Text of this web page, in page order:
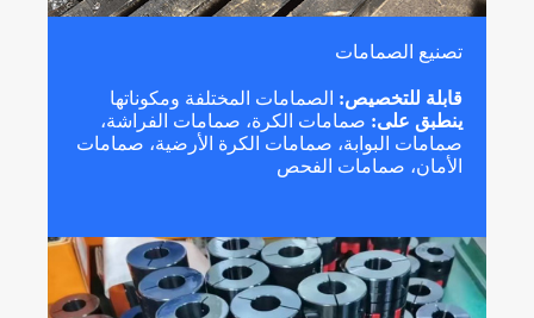
تصنيع الصمامات
قابلة للتخصيص: الصمامات المختلفة ومكوناتها
ينطبق على: صمامات الكرة، صمامات الفراشة،
صمامات البوابة، صمامات الكرة الأرضية، صمامات
الأمان، صمامات الفحص